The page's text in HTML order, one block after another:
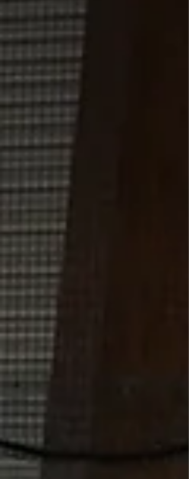
furios: Bereits nach zwei Minuten brachte
Bernd Brunnbauer die Gäste mit 1:0 in
Weidinger nach schöner Kombination auf
2:0 f